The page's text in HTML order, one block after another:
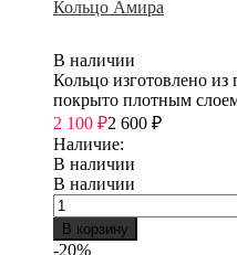
Кольцо Амира
В наличии
Кольцо изготовлено из
покрыто плотным
2 100 ₽2 600 ₽
Наличие:
В наличии
В наличии
В корзину
-20%